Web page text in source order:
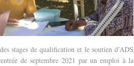
stages de qualification et le soutien d’ADS
de septembre 2021 par un emploi à la